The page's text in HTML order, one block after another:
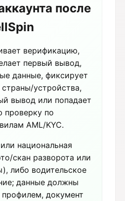
после
верификацию,
первый вывод,
данные, фиксирует
страны/устройства,
вывод или попадает
проверку по
AML/KYC.
национальная
скан разворота или
либо водительское
данные должны
профилем, документ